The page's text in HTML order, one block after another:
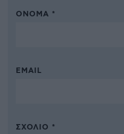
ΌΝΟΜΑ *
EMAIL
ΣΧΌΛΙΟ *